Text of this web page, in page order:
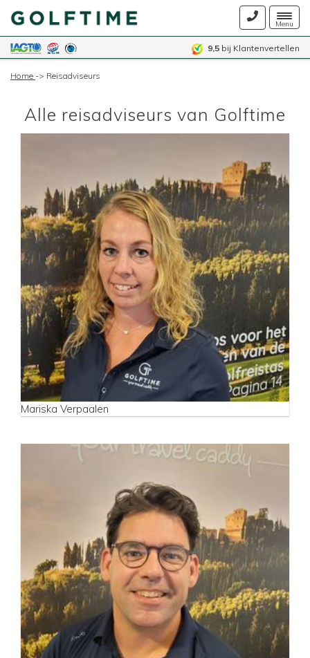
Menu
9,5 bij Klantenvertellen
Home -> Reisadviseurs
Alle reisadviseurs van Golftime
Mariska Verpaalen